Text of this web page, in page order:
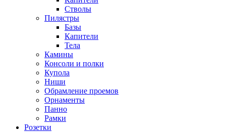
Стволы
Пилястры
Базы
Капители
Тела
Камины
Консоли и полки
Купола
Ниши
Обрамление проемов
Орнаменты
Панно
Рамки
Розетки